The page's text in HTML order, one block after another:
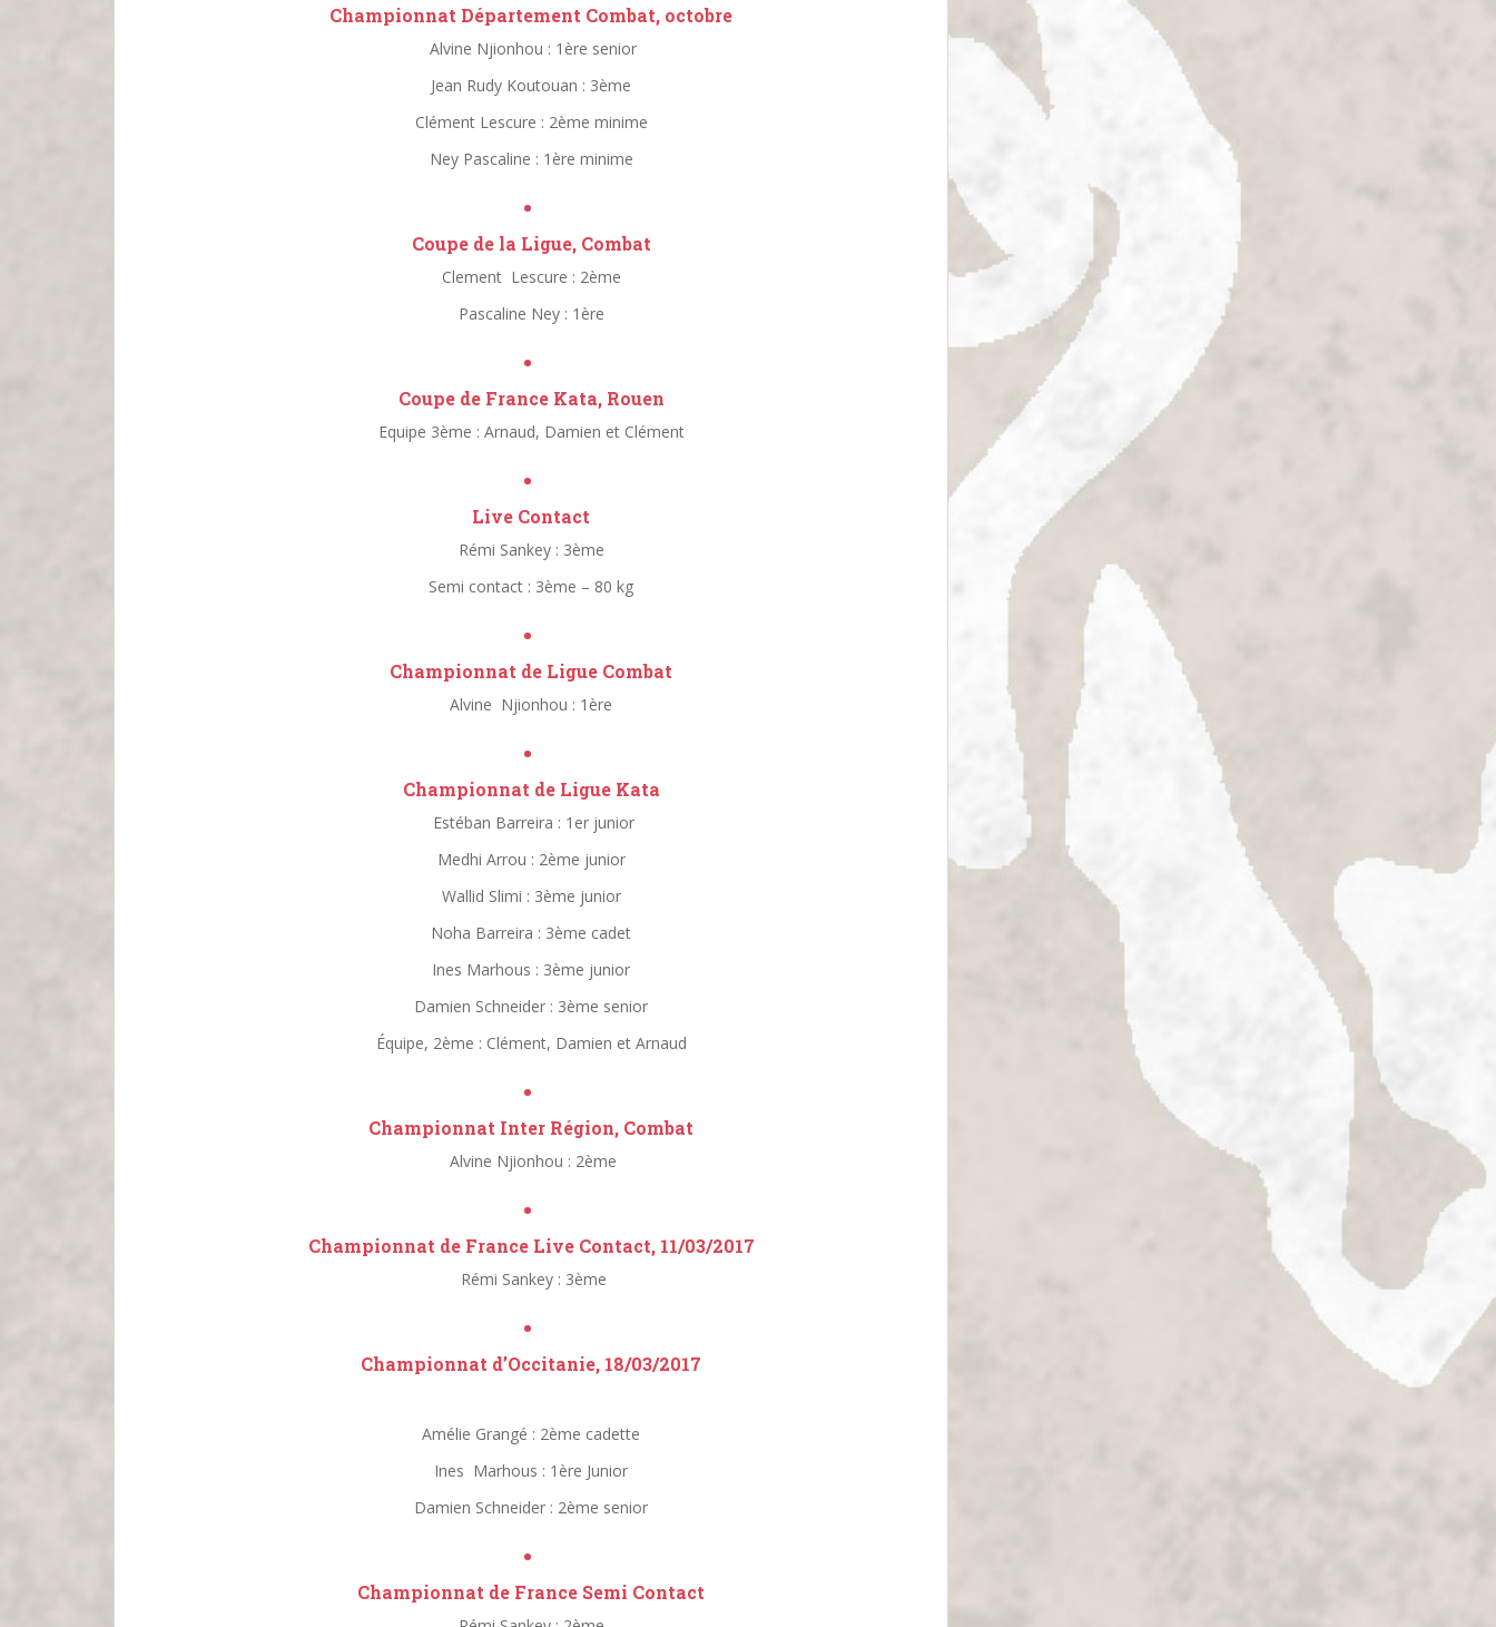
Championnat Département Combat, octobre
Alvine Njionhou : 1ère senior
Jean Rudy Koutouan : 3ème
Clément Lescure : 2ème minime
Ney Pascaline : 1ère minime
•
Coupe de la Ligue, Combat
Clement Lescure : 2ème
Pascaline Ney : 1ère
•
Coupe de France Kata, Rouen
Equipe 3ème : Arnaud, Damien et Clément
•
Live Contact
Rémi Sankey : 3ème
Semi contact : 3ème – 80 kg
•
Championnat de Ligue Combat
Alvine Njionhou : 1ère
•
Championnat de Ligue Kata
Estéban Barreira : 1er junior
Medhi Arrou : 2ème junior
Wallid Slimi : 3ème junior
Noha Barreira : 3ème cadet
Ines Marhous : 3ème junior
Damien Schneider : 3ème senior
Équipe, 2ème : Clément, Damien et Arnaud
•
Championnat Inter Région, Combat
Alvine Njionhou : 2ème
•
Championnat de France Live Contact, 11/03/2017
Rémi Sankey : 3ème
•
Championnat d’Occitanie, 18/03/2017
Amélie Grangé : 2ème cadette
Ines Marhous : 1ère Junior
Damien Schneider : 2ème senior
•
Championnat de France Semi Contact